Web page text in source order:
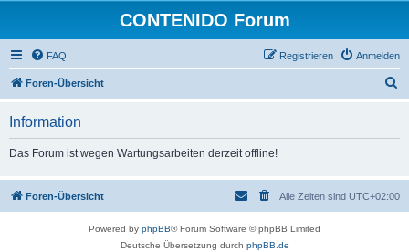
CONTENIDO Forum
FAQ Anmelden
Registrieren
Foren-Übersicht
Information
Das Forum ist wegen Wartungsarbeiten derzeit offline!
Foren-Übersicht Alle Zeiten sind UTC+02:00
Powered by phpBB® Forum Software © phpBB Limited
Deutsche Übersetzung durch phpBB.de